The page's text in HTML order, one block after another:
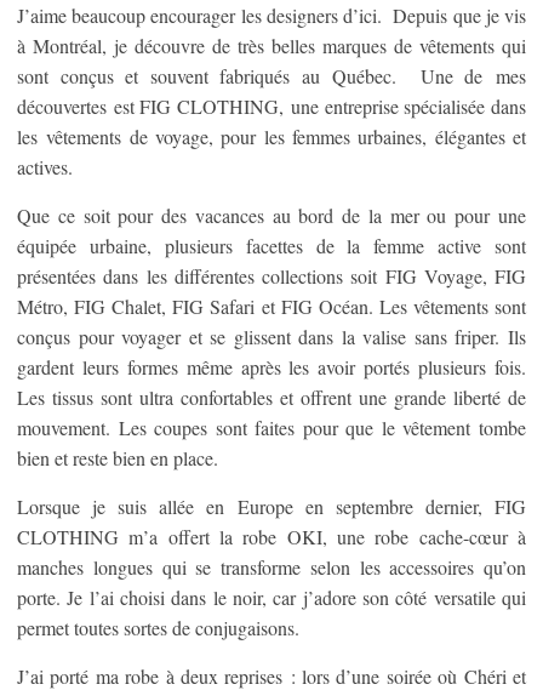
J’aime beaucoup encourager les designers d’ici. Depuis que je vis
à Montréal, je découvre de très belles marques de vêtements qui
sont conçus et souvent fabriqués au Québec. Une de mes
découvertes est FIG CLOTHING, une entreprise spécialisée dans
les vêtements de voyage, pour les femmes urbaines, élégantes et
actives.
Que ce soit pour des vacances au bord de la mer ou pour une
équipée urbaine, plusieurs facettes de la femme active sont
présentées dans les différentes collections soit FIG Voyage, FIG
Métro, FIG Chalet, FIG Safari et FIG Océan. Les vêtements sont
conçus pour voyager et se glissent dans la valise sans friper. Ils
gardent leurs formes même après les avoir portés plusieurs fois.
Les tissus sont ultra confortables et offrent une grande liberté de
mouvement. Les coupes sont faites pour que le vêtement tombe
bien et reste bien en place.
Lorsque je suis allée en Europe en septembre dernier, FIG
CLOTHING m’a offert la robe OKI, une robe cache-cœur à
manches longues qui se transforme selon les accessoires qu’on
porte. Je l’ai choisi dans le noir, car j’adore son côté versatile qui
permet toutes sortes de conjugaisons.
J’ai porté ma robe à deux reprises : lors d’une soirée où Chéri et